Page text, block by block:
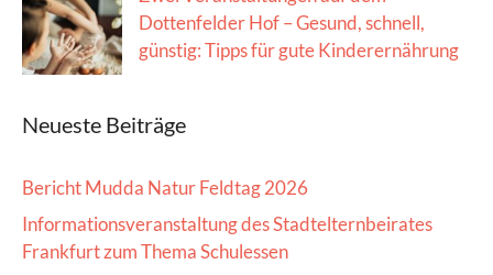
Dottenfelder Hof – Gesund, schnell,
günstig: Tipps für gute Kinderernährung
Neueste Beiträge
Bericht Mudda Natur Feldtag 2026
Informationsveranstaltung des Stadtelternbeirates
Frankfurt zum Thema Schulessen